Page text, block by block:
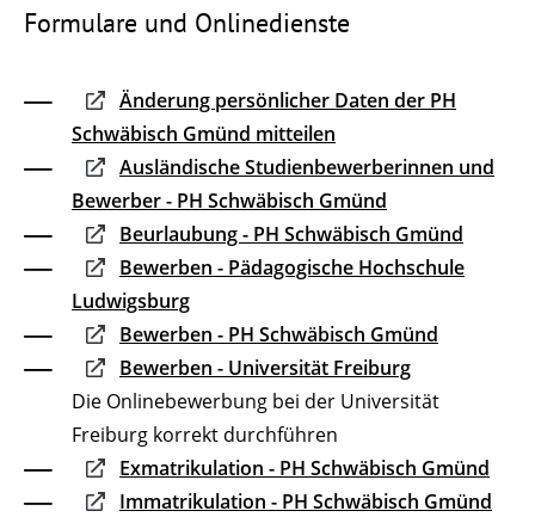
Formulare und Onlinedienste
Änderung persönlicher Daten der PH
Schwäbisch Gmünd mitteilen
Ausländische Studienbewerberinnen und
Bewerber - PH Schwäbisch Gmünd
Beurlaubung - PH Schwäbisch Gmünd
Bewerben - Pädagogische Hochschule
Ludwigsburg
Bewerben - PH Schwäbisch Gmünd
Bewerben - Universität Freiburg
Die Onlinebewerbung bei der Universität
Freiburg korrekt durchführen
Exmatrikulation - PH Schwäbisch Gmünd
Immatrikulation - PH Schwäbisch Gmünd